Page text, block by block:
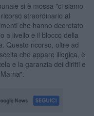
si è mossa "ci siamo
straordinario al
che hanno decretato
a livello e il blocco della
Questo ricorso, oltre ad
che appare illogica, è
e la garanzia dei diritti e